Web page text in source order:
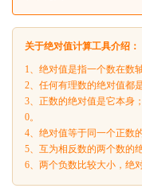
关于绝对值计算工具介绍：
1、绝对值是指一个数在数
2、任何有理数的绝对值都
3、正数的绝对值是它本身
0。
4、绝对值等于同一个正数
5、互为相反数的两个数的
6、两个负数比较大小，绝